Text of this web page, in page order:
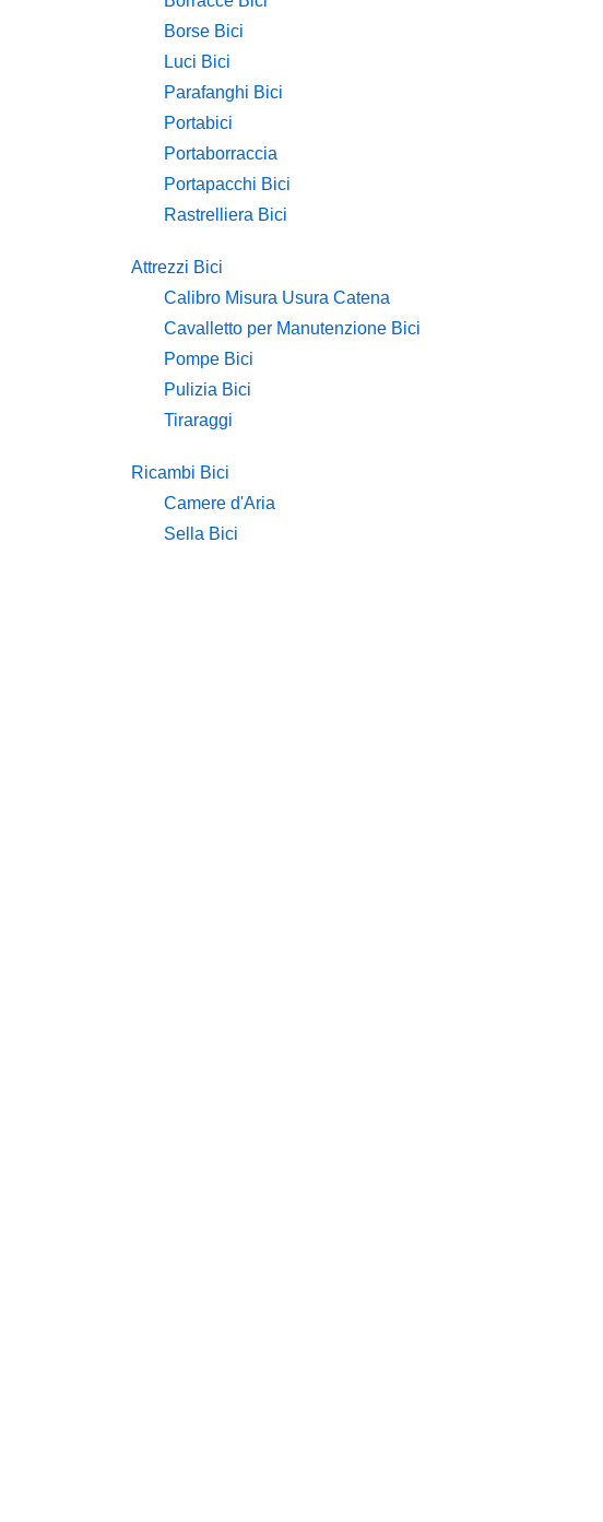
Borse Bici
Luci Bici
Parafanghi Bici
Portabici
Portaborraccia
Portapacchi Bici
Rastrelliera Bici
Attrezzi Bici
Calibro Misura Usura Catena
Cavalletto per Manutenzione Bici
Pompe Bici
Pulizia Bici
Tiraraggi
Ricambi Bici
Camere d'Aria
Sella Bici